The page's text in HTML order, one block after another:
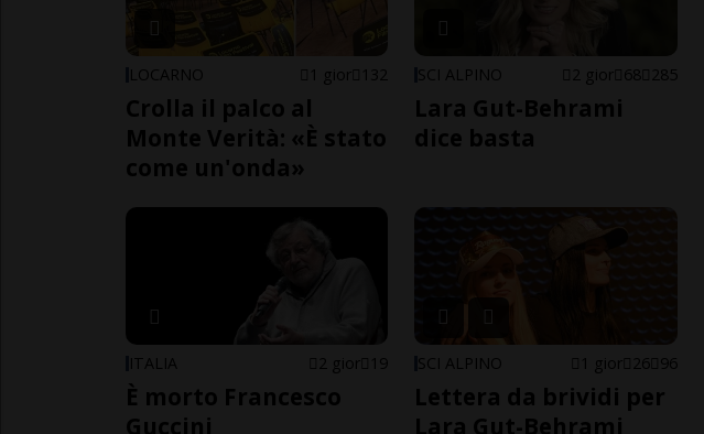
LOCARNO 1 gior 132
Crolla il palco al
Monte Verità: «È stato
come un'onda»
SCI ALPINO 2 gior 68 285
Lara Gut-Behrami
dice basta
ITALIA 2 gior 19
È morto Francesco
Guccini
SCI ALPINO 1 gior 26 96
Lettera da brividi per
Lara Gut-Behrami